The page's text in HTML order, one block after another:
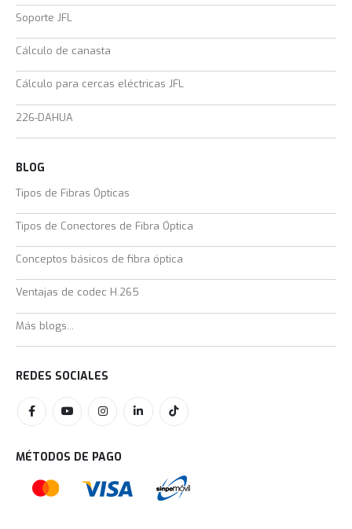
Soporte JFL
Cálculo de canasta
Cálculo para cercas eléctricas JFL
226-DAHUA
BLOG
Tipos de Fibras Ópticas
Tipos de Conectores de Fibra Óptica
Conceptos básicos de fibra óptica
Ventajas de codec H.265
Más blogs...
REDES SOCIALES
MÉTODOS DE PAGO